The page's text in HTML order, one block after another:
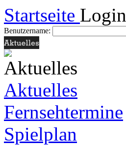
Startseite Login
Benutzername:
Aktuelles
Fernsehtermine
Spielplan